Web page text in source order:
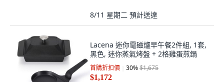
8/11 星期二 預計送達
Lacena 迷你電磁爐早午餐2件組, 1套,
黑色, 迷你蒸氣烤盤 + 2格雞蛋煎鍋
首購折扣價 30%$1,675
$1,172